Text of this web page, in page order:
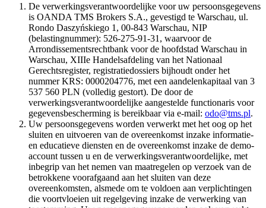
De verwerkingsverantwoordelijke voor uw persoonsgegevens
is OANDA TMS Brokers S.A., gevestigd te Warschau, ul.
Rondo Daszyńskiego 1, 00-843 Warschau, NIP
(belastingnummer): 526-275-91-31, waarvoor de
Arrondissementsrechtbank voor de hoofdstad Warschau in
Warschau, XIIIe Handelsafdeling van het Nationaal
Gerechtsregister, registratiedossiers bijhoudt onder het
nummer KRS: 0000204776, met een aandelenkapitaal van 3
537 560 PLN (volledig gestort). De door de
verwerkingsverantwoordelijke aangestelde functionaris voor
gegevensbescherming is bereikbaar via e-mail: odo@tms.pl.
Uw persoonsgegevens worden verwerkt met het oog op het
sluiten en uitvoeren van de overeenkomst inzake informatie-
en educatieve diensten en de overeenkomst inzake de demo-
account tussen u en de verwerkingsverantwoordelijke, met
inbegrip van het nemen van maatregelen op verzoek van de
betrokkene voorafgaand aan het sluiten van deze
overeenkomsten, alsmede om te voldoen aan verplichtingen
die voortvloeien uit regelgeving inzake de verwerking van